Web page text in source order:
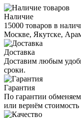
Наличие
15000 товаров в
Москве, Якутске,
Доставка
Доставим любым
сроки.
Гарантия
По гарантии
или вернём стоимость